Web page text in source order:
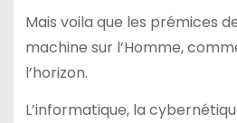
Mais voila que les prémices
machine sur l’Homme,
l’horizon.
L’informatique, la